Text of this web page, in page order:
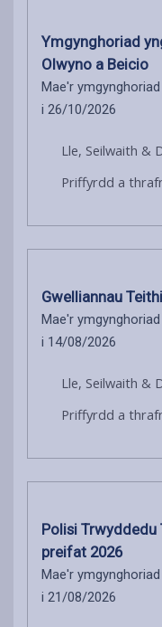
Ymgynghoriad
Olwyno a Beicio
Mae'r
i 26/10/2026
Lle, Seilwaith &
Priffyrdd a
Gwelliannau
Mae'r
i 14/08/2026
Lle, Seilwaith &
Priffyrdd a
Polisi Trwyddedu
preifat 2026
Mae'r
i 21/08/2026